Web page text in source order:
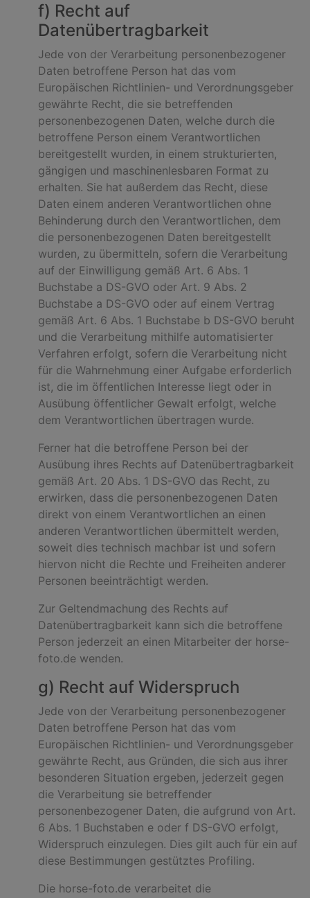
f) Recht auf
Datenübertragbarkeit
Jede von der Verarbeitung personenbezogener
Daten betroffene Person hat das vom
Europäischen Richtlinien- und Verordnungsgeber
gewährte Recht, die sie betreffenden
personenbezogenen Daten, welche durch die
betroffene Person einem Verantwortlichen
bereitgestellt wurden, in einem strukturierten,
gängigen und maschinenlesbaren Format zu
erhalten. Sie hat außerdem das Recht, diese
Daten einem anderen Verantwortlichen ohne
Behinderung durch den Verantwortlichen, dem
die personenbezogenen Daten bereitgestellt
wurden, zu übermitteln, sofern die Verarbeitung
auf der Einwilligung gemäß Art. 6 Abs. 1
Buchstabe a DS-GVO oder Art. 9 Abs. 2
Buchstabe a DS-GVO oder auf einem Vertrag
gemäß Art. 6 Abs. 1 Buchstabe b DS-GVO beruht
und die Verarbeitung mithilfe automatisierter
Verfahren erfolgt, sofern die Verarbeitung nicht
für die Wahrnehmung einer Aufgabe erforderlich
ist, die im öffentlichen Interesse liegt oder in
Ausübung öffentlicher Gewalt erfolgt, welche
dem Verantwortlichen übertragen wurde.
Ferner hat die betroffene Person bei der
Ausübung ihres Rechts auf Datenübertragbarkeit
gemäß Art. 20 Abs. 1 DS-GVO das Recht, zu
erwirken, dass die personenbezogenen Daten
direkt von einem Verantwortlichen an einen
anderen Verantwortlichen übermittelt werden,
soweit dies technisch machbar ist und sofern
hiervon nicht die Rechte und Freiheiten anderer
Personen beeinträchtigt werden.
Zur Geltendmachung des Rechts auf
Datenübertragbarkeit kann sich die betroffene
Person jederzeit an einen Mitarbeiter der horse-
foto.de wenden.
g) Recht auf Widerspruch
Jede von der Verarbeitung personenbezogener
Daten betroffene Person hat das vom
Europäischen Richtlinien- und Verordnungsgeber
gewährte Recht, aus Gründen, die sich aus ihrer
besonderen Situation ergeben, jederzeit gegen
die Verarbeitung sie betreffender
personenbezogener Daten, die aufgrund von Art.
6 Abs. 1 Buchstaben e oder f DS-GVO erfolgt,
Widerspruch einzulegen. Dies gilt auch für ein auf
diese Bestimmungen gestütztes Profiling.
Die horse-foto.de verarbeitet die